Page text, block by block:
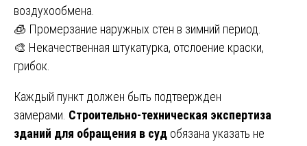
воздухообмена.
🧊 Промерзание наружных стен в зимний период.
🎨 Некачественная штукатурка, отслоение краски,
грибок.
Каждый пункт должен быть подтвержден
замерами. Строительно-техническая экспертиза
зданий для обращения в суд обязана указать не